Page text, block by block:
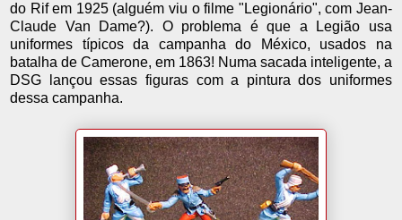
do Rif em 1925 (alguém viu o filme "Legionário", com Jean-
Claude Van Dame?). O problema é que a Legião usa
uniformes típicos da campanha do México, usados na
batalha de Camerone, em 1863! Numa sacada inteligente, a
DSG lançou essas figuras com a pintura dos uniformes
dessa campanha.